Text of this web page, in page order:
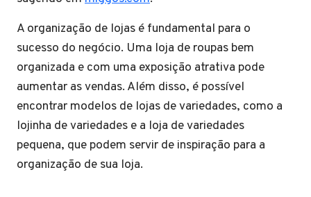
A organização de lojas é fundamental para o
sucesso do negócio. Uma loja de roupas bem
organizada e com uma exposição atrativa pode
aumentar as vendas. Além disso, é possível
encontrar modelos de lojas de variedades, como a
lojinha de variedades e a loja de variedades
pequena, que podem servir de inspiração para a
organização de sua loja.